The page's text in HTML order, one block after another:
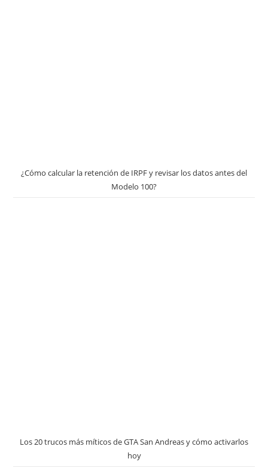
¿Cómo calcular la retención de IRPF y revisar los datos antes del
Modelo 100?
Los 20 trucos más míticos de GTA San Andreas y cómo activarlos
hoy